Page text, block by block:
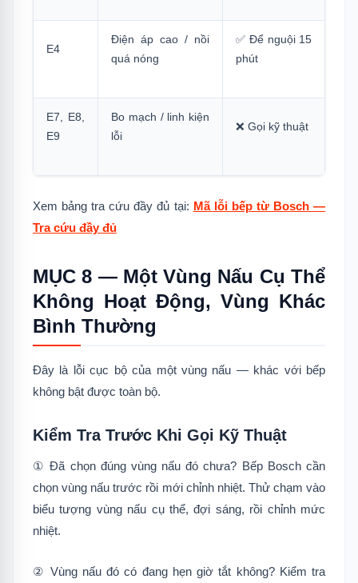
E4
Điện áp cao / nồi
quá nóng
✅ Để nguội 15
phút
E7, E8,
E9
Bo mạch / linh kiện
lỗi
❌ Gọi kỹ thuật
Xem bảng tra cứu đầy đủ tại: Mã lỗi bếp từ Bosch —
Tra cứu đầy đủ
MỤC 8 — Một Vùng Nấu Cụ Thể
Không Hoạt Động, Vùng Khác
Bình Thường
Đây là lỗi cục bộ của một vùng nấu — khác với bếp
không bật được toàn bộ.
Kiểm Tra Trước Khi Gọi Kỹ Thuật
① Đã chọn đúng vùng nấu đó chưa? Bếp Bosch cần
chọn vùng nấu trước rồi mới chỉnh nhiệt. Thử chạm vào
biểu tượng vùng nấu cụ thể, đợi sáng, rồi chỉnh mức
nhiệt.
② Vùng nấu đó có đang hẹn giờ tắt không? Kiểm tra